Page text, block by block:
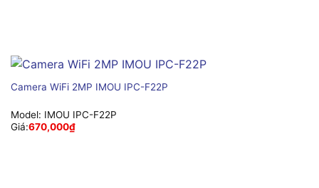
Camera WiFi 2MP IMOU IPC-F22P
Model: IMOU IPC-F22P
Giá:670,000₫